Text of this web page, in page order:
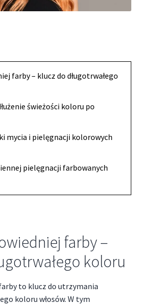
farby – klucz do długotrwałego
świeżości koloru po
mycia i pielęgnacji kolorowych
pielęgnacji farbowanych
farby –
koloru
to klucz do utrzymania
koloru włosów. W tym